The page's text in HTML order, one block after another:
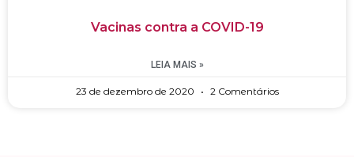
Vacinas contra a COVID-19
LEIA MAIS »
23 de dezembro de 2020 2 Comentários